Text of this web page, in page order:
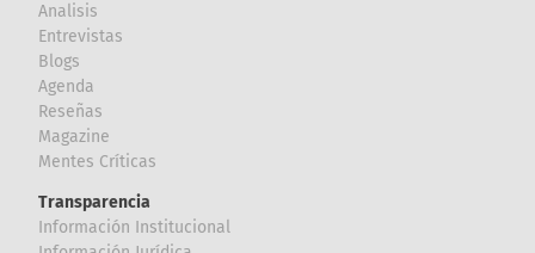
Analisis
Entrevistas
Blogs
Agenda
Reseñas
Magazine
Mentes Críticas
Transparencia
Información Institucional